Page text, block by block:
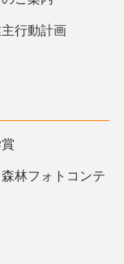
行動計画
林フォトコンテ